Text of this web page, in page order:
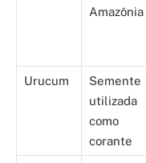
Amazônia
Urucum
Semente
utilizada
como
corante